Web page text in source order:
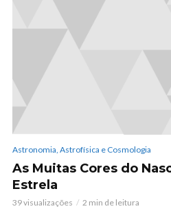
Astronomia, Astrofísica e Cosmologia
As Muitas Cores do
Estrela
39 visualizações 2 min de leitura